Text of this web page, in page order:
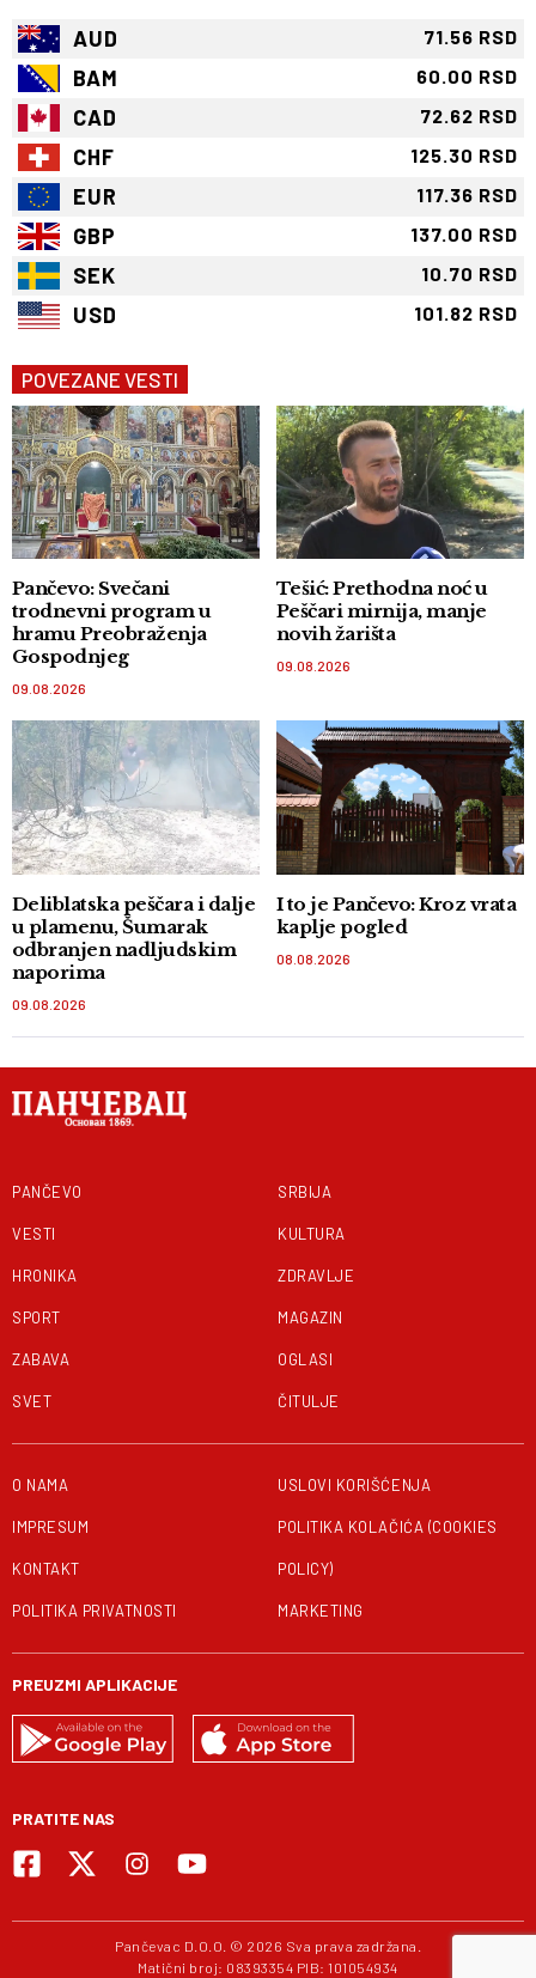
AUD 71.56 RSD
BAM 60.00 RSD
CAD 72.62 RSD
CHF 125.30 RSD
EUR 117.36 RSD
GBP 137.00 RSD
SEK 10.70 RSD
USD 101.82 RSD
POVEZANE VESTI
Pančevo: Svečani
trodnevni program u
hramu Preobraženja
Gospodnjeg
09.08.2026
Tešić: Prethodna noć u
Peščari mirnija, manje
novih žarišta
09.08.2026
Deliblatska peščara i dalje
u plamenu, Šumarak
odbranjen nadljudskim
naporima
09.08.2026
I to je Pančevo: Kroz vrata
kaplje pogled
08.08.2026
PANČEVO
VESTI
HRONIKA
SPORT
ZABAVA
SVET
SRBIJA
KULTURA
ZDRAVLJE
MAGAZIN
OGLASI
ČITULJE
O NAMA
IMPRESUM
KONTAKT
POLITIKA PRIVATNOSTI
USLOVI KORIŠĆENJA
POLITIKA KOLAČIĆA (COOKIES
POLICY)
MARKETING
PREUZMI APLIKACIJE
PRATITE NAS
Pančevac D.O.O. © 2026 Sva prava zadržana.
Matični broj: 08393354 PIB: 101054934